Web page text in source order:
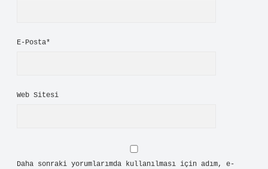
E-Posta*
Web Sitesi
Daha sonraki yorumlarımda kullanılması için adım, e-